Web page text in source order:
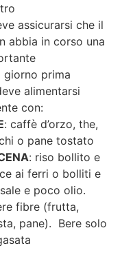
assicurarsi che il
abbia in corso una
giorno prima
alimentarsi
con:
: caffè d’orzo, the,
o pane tostato
: riso bollito e
ai ferri o bolliti e
e poco olio.
fibre (frutta,
pane). Bere solo